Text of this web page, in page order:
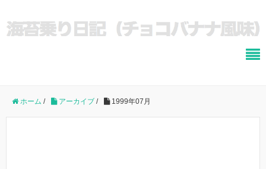
ホーム / アーカイブ / 1999年07月